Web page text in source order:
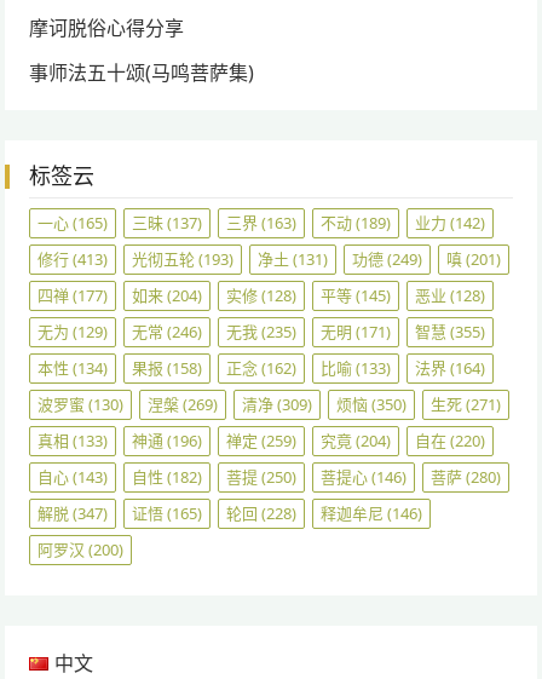
摩诃脱俗心得分享
事师法五十颂(马鸣菩萨集)
标签云
一心(165) 三昧(137) 三界(163) 不动(189) 业力 (142)
修行(413) 光彻五轮(193) 净土 (131) 功德(249) 嗔(201)
四禅(177) 如来(204) 实修(128) 平等(145) 恶业 (128)
无为 (129) 无常 (246) 无我(235) 无明 (171) 智慧 (355)
本性 (134) 果报 (158) 正念(162) 比喻(133) 法界(164)
波罗蜜 (130) 涅槃(269) 清净(309) 烦恼(350) 生死(271)
真相 (133) 神通 (196) 禅定 (259) 究竟(204) 自在(220)
自心(143) 自性 (182) 菩提(250) 菩提心(146) 菩萨(280)
解脱(347) 证悟(165) 轮回 (228) 释迦牟尼 (146)
阿罗汉 (200)
中文